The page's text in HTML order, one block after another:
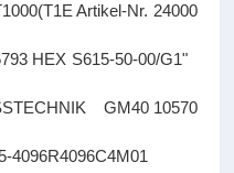
Artikel-Nr. 24000
HEX S615-50-00/G1"
GM40 10570
4096R4096C4M01